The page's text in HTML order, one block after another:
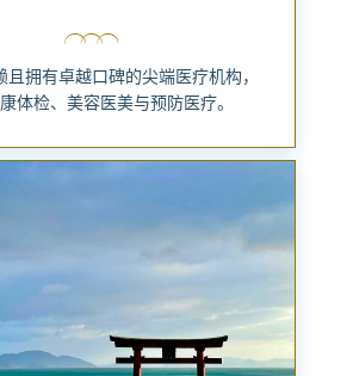
且拥有卓越口碑的尖端医疗机构，
体检、美容医美与预防医疗。